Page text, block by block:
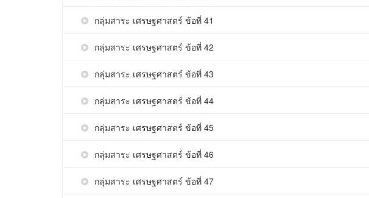
กลุ่มสาระ เศรษฐศาสตร์ ข้อที่ 41
กลุ่มสาระ เศรษฐศาสตร์ ข้อที่ 42
กลุ่มสาระ เศรษฐศาสตร์ ข้อที่ 43
กลุ่มสาระ เศรษฐศาสตร์ ข้อที่ 44
กลุ่มสาระ เศรษฐศาสตร์ ข้อที่ 45
กลุ่มสาระ เศรษฐศาสตร์ ข้อที่ 46
กลุ่มสาระ เศรษฐศาสตร์ ข้อที่ 47